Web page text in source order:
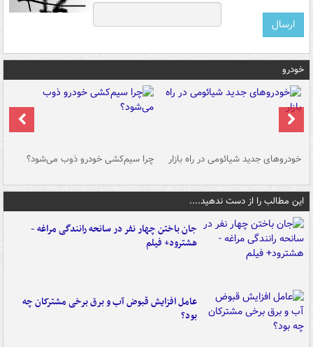
خودرو
خودروهای جدید شیائومی در راه بازار چرا سیم‌کشی خودرو ذوب می‌شود؟
این مطالب را از دست ندهید....
جان باختن چهار نفر در سانحه رانندگی مراغه -
هشترود+ فیلم
عامل افزایش قبوض آب و برق برخی مشترکان چه
بود؟